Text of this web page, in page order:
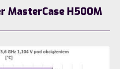
MasterCase H500M